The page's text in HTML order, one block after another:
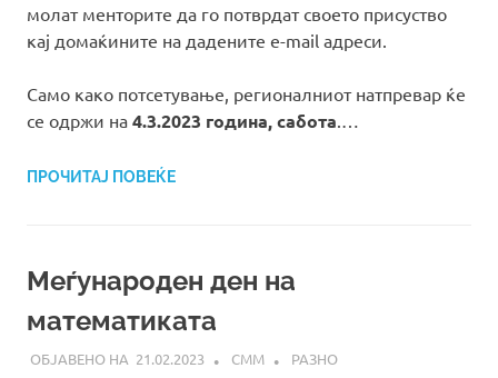
молат менторите да го потврдат своето присуство
кај домаќините на дадените e-mail адреси.
Само како потсетување, регионалниот натпревар ќе
се одржи на 4.3.2023 година, сабота
ПРОЧИТАЈ ПОВЕЌЕ
Меѓународен ден на
математиката
21.02.2023 СММ РАЗНО